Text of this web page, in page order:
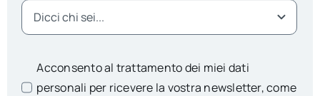
Acconsento al trattamento dei miei dati
personali per ricevere la vostra newsletter, come